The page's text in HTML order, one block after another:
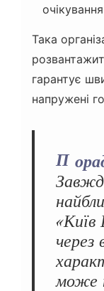
Така
гарантує
напружені
через
може